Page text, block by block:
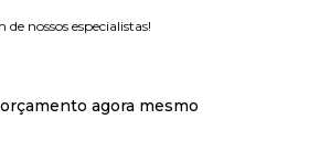
nossos especialistas!
agora mesmo